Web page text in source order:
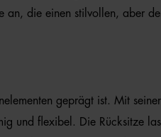
an, die einen stilvollen, aber
geprägt ist. Mit
und flexibel. Die Rücksitze